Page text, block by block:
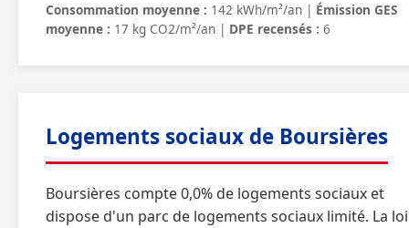
Consommation moyenne : 142 kWh/m²/an | Émission GES
moyenne : 17 kg CO2/m²/an | DPE recensés : 6
Logements sociaux de Boursières
Boursières compte 0,0% de logements sociaux et
dispose d'un parc de logements sociaux limité. La loi